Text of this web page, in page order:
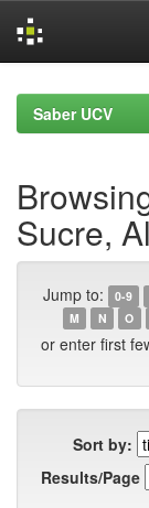
navigationSaber UCV
Sucre,
Jump to: 0-9
M
N O
or enter first
Sort by:
Results/Page